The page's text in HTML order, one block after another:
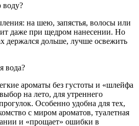
воду?
на шею, запястья, волосы или
даже при щедром нанесении. Но
держался дольше, лучше освежить
вода?
ароматы без густоты и «шлейфа
на лето, для утреннего
Особенно удобна для тех,
с миром ароматов, туалетная
и «прощает» ошибки в